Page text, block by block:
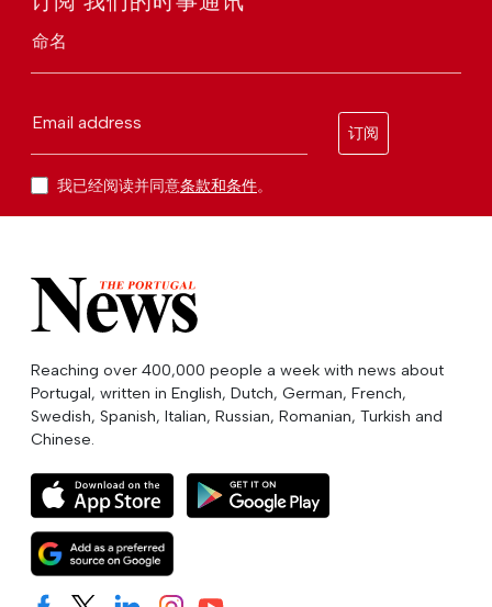
命名
Email address
订阅
我已经阅读并同意条款和条件。
Reaching over 400,000 people a week with news about
Portugal, written in English, Dutch, German, French,
Swedish, Spanish, Italian, Russian, Romanian, Turkish and
Chinese.